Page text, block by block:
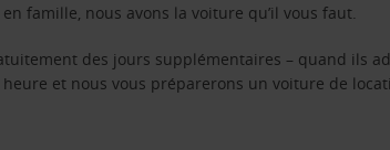
famille, nous avons la voiture qu’il vous faut.
des jours supplémentaires – quand ils
et nous vous préparerons un voiture de